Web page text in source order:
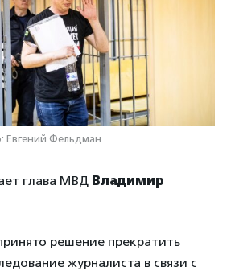
Евгений Фельдман
глава МВД Владимир
решение прекратить
журналиста в связи с